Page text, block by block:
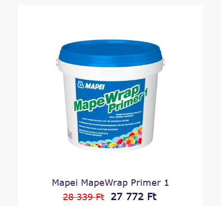
Mapei MapeWrap Primer 1
28 339 Ft
27 772 Ft